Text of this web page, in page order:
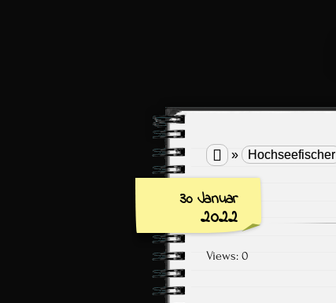
 » Hochseefischer
30 Januar
2022
Views: 0